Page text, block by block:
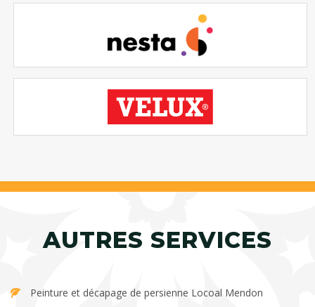
AUTRES SERVICES
Peinture et décapage de persienne Locoal Mendon